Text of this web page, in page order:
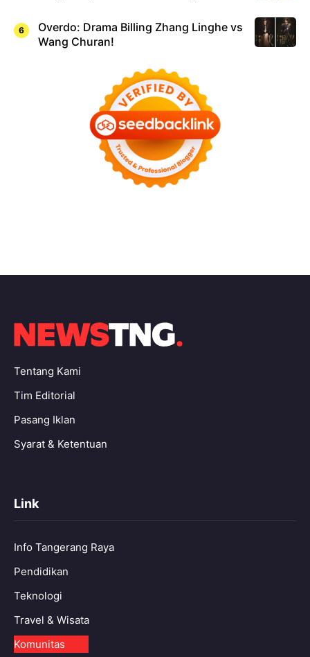
Overdo: Drama Billing Zhang Linghe vs
Wang Churan!
Tentang Kami
Tim Editorial
Pasang Iklan
Syarat & Ketentuan
Link
Info Tangerang Raya
Pendidikan
Teknologi
Travel & Wisata
Komunitas